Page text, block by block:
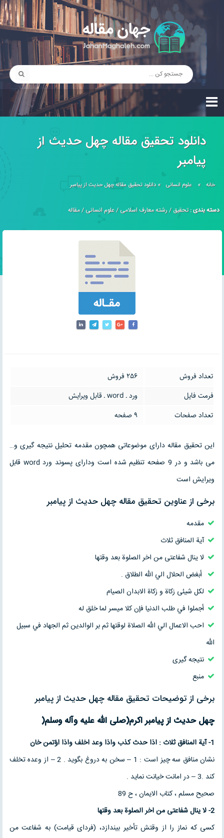
دانلود تحقیق مقاله چهل حدیث از
پیامبر
خانه » علوم انسانی »دانلود تحقیق مقاله چهل حدیث از پیامبر
دسته بندی :تحقیق/رشته معارف اسلامی/علوم انسانی/مقاله
تعداد فروش
256 فروش
فرمت فایل
ورد ـ word ـ قابل ویرایش
تعداد صفحات
9 صفحه
این تحقیق مقاله دارای موضوعاتی همچون مقدمه تحلیل نتیجه گیری و…
می باشد و در 9 صفحه تنظیم شده است ودارای پسوند ورد word قابل
ویرایش است
برخی از عناوین تحقیق مقاله چهل حدیث از پیامبر
مقدمه
آية المنافق ثلاث
لا ینال شفاعتی من اخر الصلوة بعد وقتها
أبغض الحلال الي الله الطلاق .
لكل شیئى زكاة و زكاة الابدان الصیام
أجملوا في طلب الدنيا فإن كلا ميسر لما خلق له
احب الاعمال الي الله الصلاة لوقتها ثم بر الوالدين ثم الجهاد في سبيل
الله
نتیجه گیری
منبع
برخی از توضیحات تحقیق مقاله چهل حدیث از پیامبر
چهل حدیث از پيامبر اكرم(صلى الله عليه وآله وسلم(
1- آية المنافق ثلاث : اذا حدث كذب واذا وعد اخلف واذا اؤتمنخان
نشان منافق سه چيز است : 1 – سخن به دروغ بگويد . 2 – از وعده تخلف
كند .3 – در امانت خيانت نمايد .
صحيح مسلم ، كتاب الايمان ، ح 89
2- لا ینال شفاعتی من اخر الصلوة بعد وقتها
کسی که نماز را از وقتش تأخیر بیندازد، (فردای قیامت) به شفاعت من